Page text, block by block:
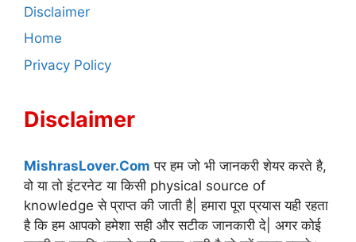
Disclaimer
Home
Privacy Policy
Disclaimer
MishrasLover.Com पर हम जो भी जानकरी शेयर करते है,
वो या तो इंटरनेट या किसी physical source of
knowledge से प्राप्त की जाती है| हमारा पूरा प्रयास यही रहता
है कि हम आपको हमेशा सही और सटीक जानकारी दे| अगर कोई